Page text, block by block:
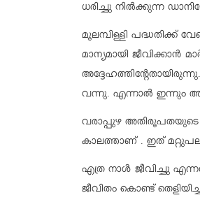
ധരിച്ചു നിൽക്കുന്ന
മൂലമ്പിള്ളി പദ്ധതിക്ക്
മാന്യമായി
വന്നു. എന്നാൽ ഇന്നും
വരാപ്പുഴ അതിരൂപതയുടെ
കാലത്താണ് . ഇത്
എത്ര നാൾ ജീവിച്ചു
ജീവിതം കൊണ്ട്